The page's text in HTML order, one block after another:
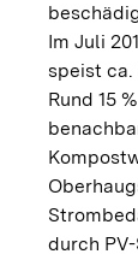
Im Juli
speist ca.
Rund 15
durch